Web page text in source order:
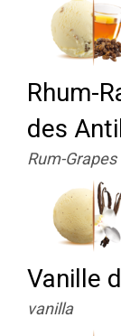
Rhum-
des
Rum-Grapes
Vanille
vanilla